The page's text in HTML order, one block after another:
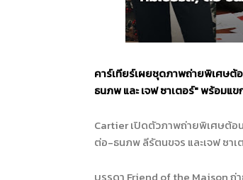
คาร์เทียร์เผยชุดภาพถ่ายพิเศษต้
ธนภพ และ เจฟ ซาเตอร์"พร้อมแข
Cartier เปิดตัวภาพถ่ายพิเศษต้อ
ต่อ-ธนภพ ลีรัตนขจร และเจฟ ซา
บรรดา Friend of the Maison ถ่